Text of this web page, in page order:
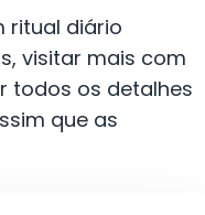
ritual diário
visitar mais com
todos os detalhes
que as